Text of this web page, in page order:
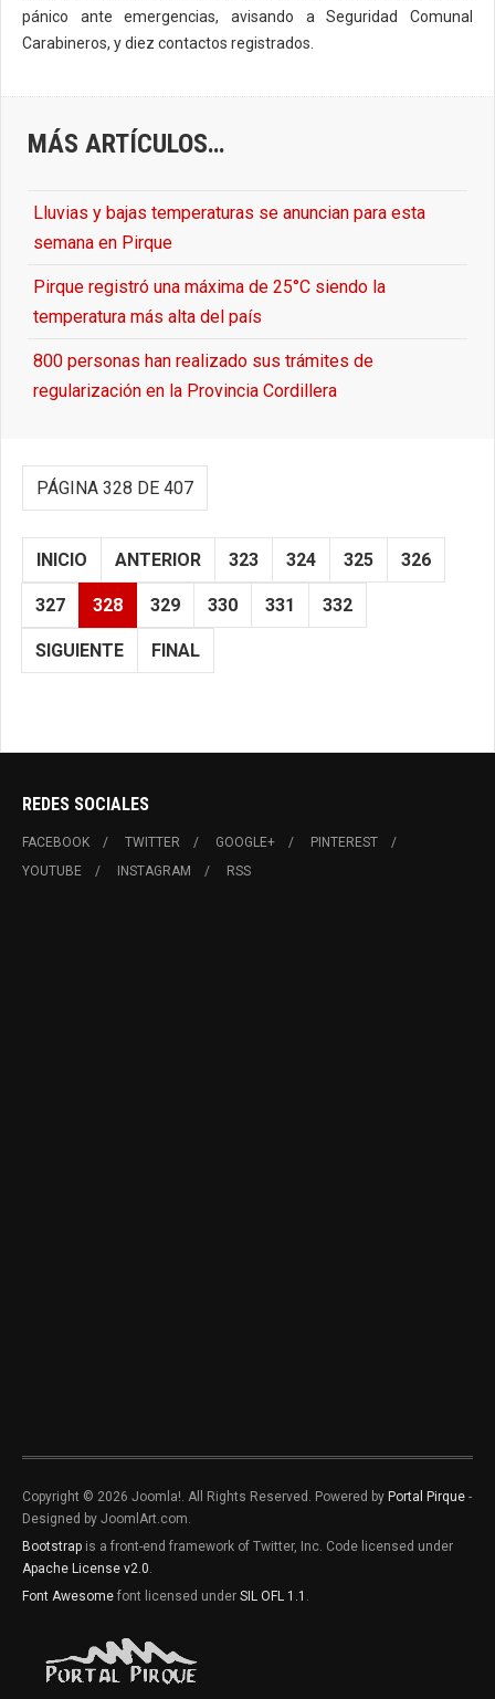
pánico ante emergencias, avisando a Seguridad Comunal
Carabineros, y diez contactos registrados.
MÁS ARTÍCULOS…
Lluvias y bajas temperaturas se anuncian para esta
semana en Pirque
Pirque registró una máxima de 25°C siendo la
temperatura más alta del país
800 personas han realizado sus trámites de
regularización en la Provincia Cordillera
PÁGINA 328 DE 407
INICIO ANTERIOR 323 324 325 326
327 328 329 330 331 332
SIGUIENTE FINAL
REDES SOCIALES
FACEBOOK TWITTER GOOGLE+
PINTEREST
YOUTUBE
INSTAGRAM RSS
Copyright © 2026 Joomla!. All Rights Reserved. Powered by Portal Pirque -
Designed by JoomlArt.com.
Bootstrap is a front-end framework of Twitter, Inc. Code licensed under
Apache License v2.0.
Font Awesome font licensed under SIL OFL 1.1 .